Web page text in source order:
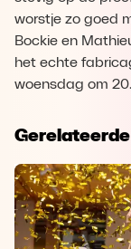
worstje zo goed
Bockie en
het echte
woensdag om